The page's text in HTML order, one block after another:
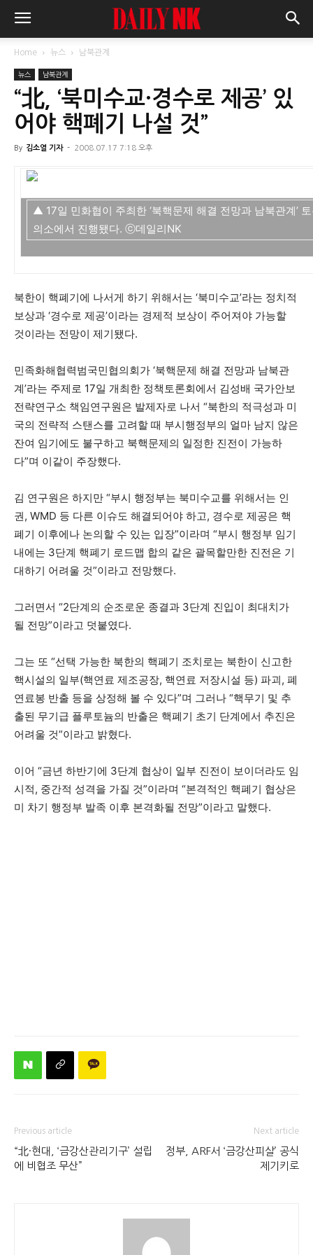
Home 뉴스 남북관계
뉴스 남북관계
“北, ‘북미수교·경수로 제공’ 있
어야 핵폐기 나설 것”
By 김소열 기자 - 2008.07.17 7:18 오후
▲ 17일 민화협이 주최한 ‘북핵문제 해결 전망과 남북관계’
의소에서 진행됐다. ⓒ데일리NK
북한이 핵폐기에 나서게 하기 위해서는 ‘북미수교’라는 정치적
보상과 ‘경수로 제공’이라는 경제적 보상이 주어져야 가능할
것이라는 전망이 제기됐다.
민족화해협력범국민협의회가 ‘북핵문제 해결 전망과 남북관
계’라는 주제로 17일 개최한 정책토론회에서 김성배 국가안보
전략연구소 책임연구원은 발제자로 나서 “북한의 적극성과 미
국의 전략적 스탠스를 고려할 때 부시행정부의 얼마 남지 않은
잔여 임기에도 불구하고 북핵문제의 일정한 진전이 가능하
다”며 이같이 주장했다.
김 연구원은 하지만 “부시 행정부는 북미수교를 위해서는 인
권, WMD 등 다른 이슈도 해결되어야 하고, 경수로 제공은 핵
폐기 이후에나 논의할 수 있는 입장”이라며 “부시 행정부 임기
내에는 3단계 핵폐기 로드맵 합의 같은 괄목할만한 진전은 기
대하기 어려울 것”이라고 전망했다.
그러면서 “2단계의 순조로운 종결과 3단계 진입이 최대치가
될 전망”이라고 덧붙였다.
그는 또 “선택 가능한 북한의 핵폐기 조치로는 북한이 신고한
핵시설의 일부(핵연료 제조공장, 핵연료 저장시설 등) 파괴, 폐
연료봉 반출 등을 상정해 볼 수 있다”며 그러나 “핵무기 및 추
출된 무기급 플루토늄의 반출은 핵폐기 초기 단계에서 추진은
어려울 것”이라고 밝혔다.
이어 “금년 하반기에 3단계 협상이 일부 진전이 보이더라도 임
시적, 중간적 성격을 가질 것”이라며 “본격적인 핵폐기 협상은
미 차기 행정부 발족 이후 본격화될 전망”이라고 말했다.
Previous article
“北·현대, ‘금강산관리기구’ 설립
에 비협조 무산”
Next article
정부, ARF서 ‘금강산피살’ 공식
제기키로